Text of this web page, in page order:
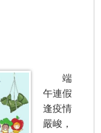
端
午連假
逢疫情
嚴峻，